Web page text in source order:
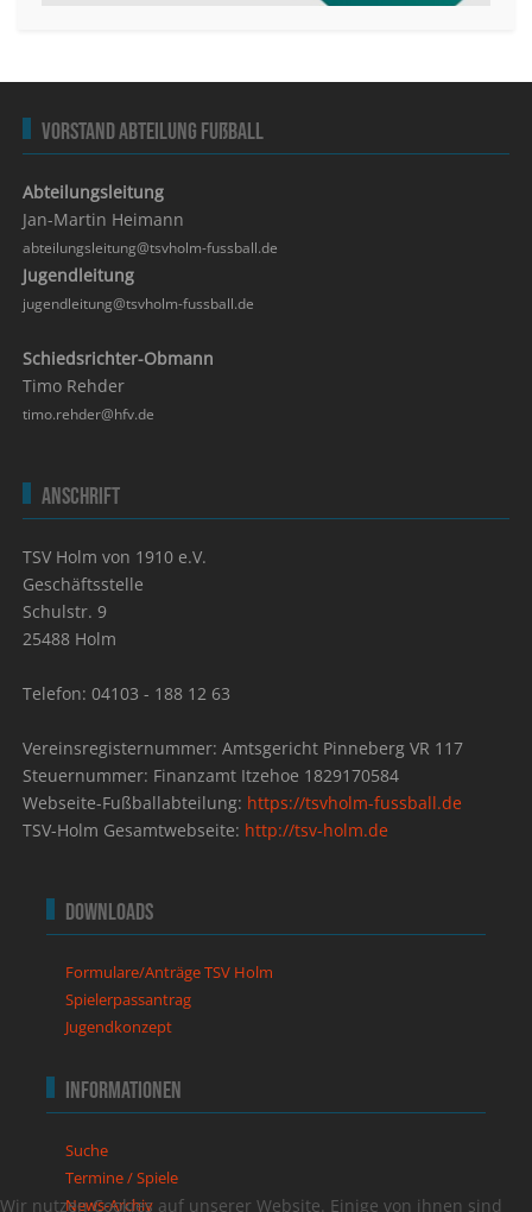
Vorstand Abteilung Fußball
Abteilungsleitung
Jan-Martin Heimann
abteilungsleitung@tsvholm-fussball.de
Jugendleitung
jugendleitung@tsvholm-fussball.de
Schiedsrichter-Obmann
Timo Rehder
timo.rehder@hfv.de
Anschrift
TSV Holm von 1910 e.V.
Geschäftsstelle
Schulstr. 9
25488 Holm
Telefon: 04103 - 188 12 63
Vereinsregisternummer: Amtsgericht Pinneberg VR 117
Steuernummer: Finanzamt Itzehoe 1829170584
Webseite-Fußballabteilung: https://tsvholm-fussball.de
TSV-Holm Gesamtwebseite: http://tsv-holm.de
Downloads
Formulare/Anträge TSV Holm
Spielerpassantrag
Jugendkonzept
Informationen
Suche
Termine / Spiele
News-Archiv
Wir nutzen Cookies auf unserer Website. Einige von ihnen sind